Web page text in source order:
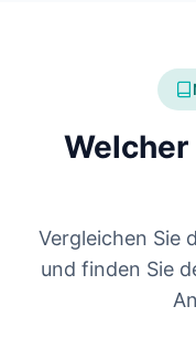
Welcher
Vergleichen Sie
und finden Sie